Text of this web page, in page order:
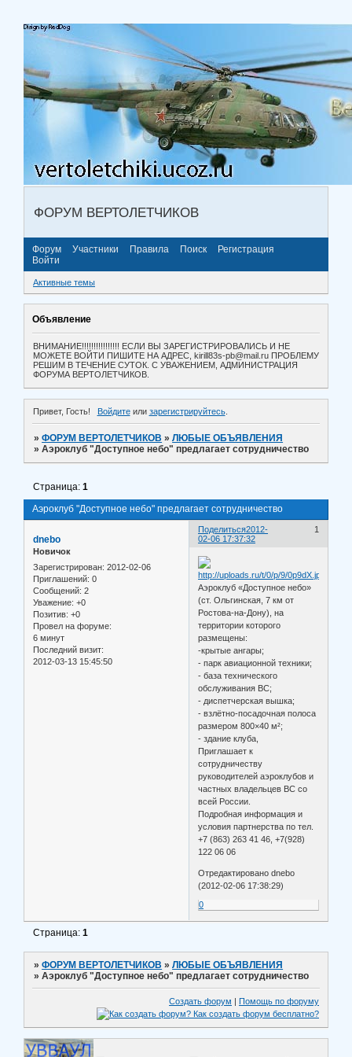
ФОРУМ ВЕРТОЛЕТЧИКОВ
Форум Участники Правила Поиск
Регистрация
Войти
Активные темы
Объявление
ВНИМАНИЕ!!!!!!!!!!!!!!!! ЕСЛИ ВЫ ЗАРЕГИСТРИРОВАЛИСЬ И НЕ
МОЖЕТЕ ВОЙТИ ПИШИТЕ НА АДРЕС, kirill83s-pb@mail.ru ПРОБЛЕМУ
РЕШИМ В ТЕЧЕНИЕ СУТОК. С УВАЖЕНИЕМ, АДМИНИСТРАЦИЯ
ФОРУМА ВЕРТОЛЕТЧИКОВ.
Привет, Гость! Войдитеили зарегистрируйтесь.
»ФОРУМ ВЕРТОЛЕТЧИКОВ »ЛЮБЫЕ ОБЪЯВЛЕНИЯ
»Аэроклуб "Доступное небо" предлагает сотрудничество
Аэроклуб "Доступное небо" предлагает сотрудничество
Страница:1
Поделиться 1
2012-
02-06 17:37:32
dnebo
Новичок
Зарегистрирован: 2012-02-06
Приглашений: 0
Сообщений: 2
Уважение: +0
Позитив: +0
Провел на форуме:
6 минут
Последний визит:
2012-03-13 15:45:50
Аэроклуб «Доступное небо»
(ст. Ольгинская, 7 км от
Ростова-на-Дону), на
территории которого
размещены:
-крытые ангары;
- парк авиационной техники;
- база технического
обслуживания ВС;
- диспетчерская вышка;
- взлётно-посадочная полоса
размером 800×40 м²;
- здание клуба,
Приглашает к
сотрудничеству
руководителей аэроклубов и
частных владельцев ВС со
всей России.
Подробная информация и
условия партнерства по тел.
+7 (863) 263 41 46, +7(928)
122 06 06
Отредактировано dnebo
(2012-02-06 17:38:29)
0
Страница:1
»ФОРУМ ВЕРТОЛЕТЧИКОВ »ЛЮБЫЕ ОБЪЯВЛЕНИЯ
»Аэроклуб "Доступное небо" предлагает сотрудничество
Создать форум | Помощь по форуму